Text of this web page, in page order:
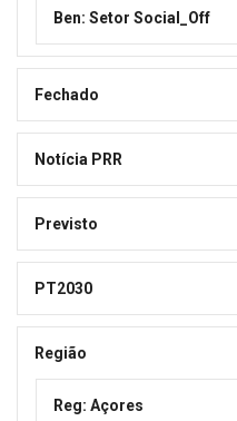
Ben: Setor Social_Off
Fechado
Notícia PRR
Previsto
PT2030
Região
Reg: Açores